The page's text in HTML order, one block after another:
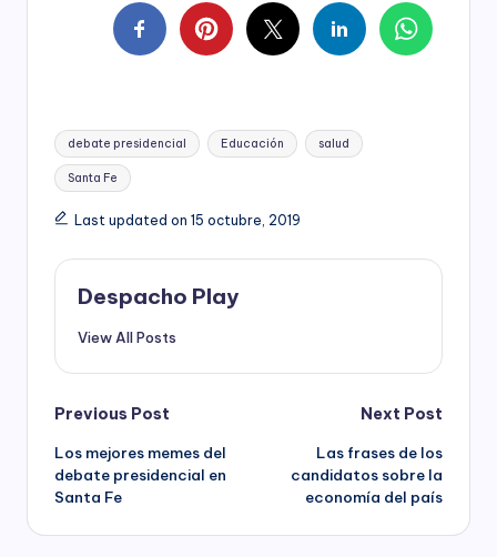
Tags:
debate presidencial Educación salud
Santa Fe
Last updated on 15 octubre, 2019
Despacho Play
View All Posts
Post
navigation
Previous Post
Los mejores memes del
debate presidencial en
Santa Fe
Next Post
Las frases de los
candidatos sobre la
economía del país